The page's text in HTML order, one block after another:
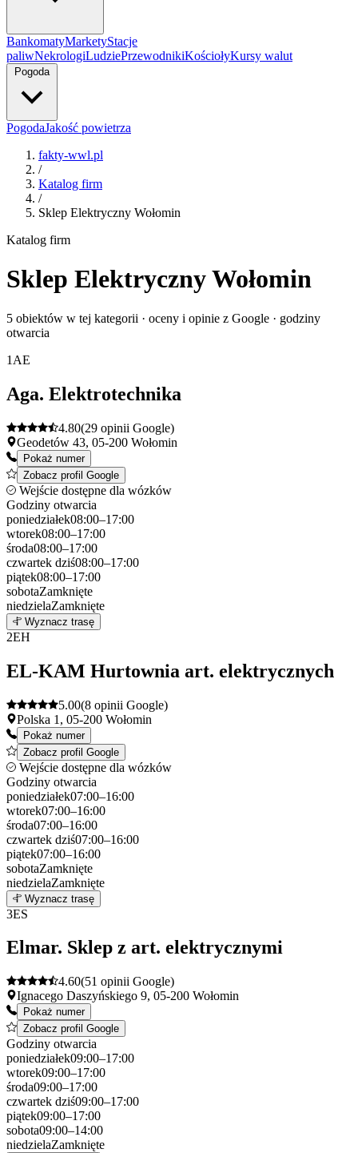
BankomatyMarketyStacje
paliwNekrologiLudziePrzewodnikiKościołyKursy walut
Pogoda
PogodaJakość powietrza
fakty-wwl.pl
/
Katalog firm
/
Sklep Elektryczny Wołomin
Katalog firm
Sklep Elektryczny Wołomin
5 obiektów w tej kategorii · oceny i opinie z Google · godziny
otwarcia
1 AE
Aga. Elektrotechnika
4.80(29 opinii Google)
Geodetów 43, 05-200 Wołomin
Pokaż numer
Zobacz profil Google
Wejście dostępne dla wózków
Godziny otwarcia
poniedziałek08:00–17:00
wtorek08:00–17:00
środa08:00–17:00
czwartek dziś08:00–17:00
piątek08:00–17:00
sobotaZamknięte
niedzielaZamknięte
+
Wyznacz trasę
2EH
EL-KAM Hurtownia art. elektrycznych
5.00(8 opinii Google)
Polska 1, 05-200 Wołomin
Pokaż numer
Zobacz profil Google
Wejście dostępne dla wózków
Godziny otwarcia
poniedziałek07:00–16:00
wtorek07:00–16:00
środa07:00–16:00
czwartek dziś07:00–16:00
piątek07:00–16:00
sobotaZamknięte
niedzielaZamknięte
+
Wyznacz trasę
3ES
Elmar. Sklep z art. elektrycznymi
4.60(51 opinii Google)
Ignacego Daszyńskiego 9, 05-200 Wołomin
Pokaż numer
Zobacz profil Google
Godziny otwarcia
poniedziałek09:00–17:00
wtorek09:00–17:00
środa09:00–17:00
czwartek dziś09:00–17:00
piątek09:00–17:00
sobota09:00–14:00
niedzielaZamknięte